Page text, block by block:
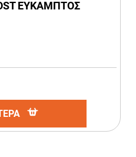
ΕΥΚΑΜΠΤΟΣ